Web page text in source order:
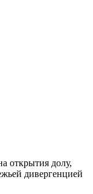
открытия долу,
дивергенцией